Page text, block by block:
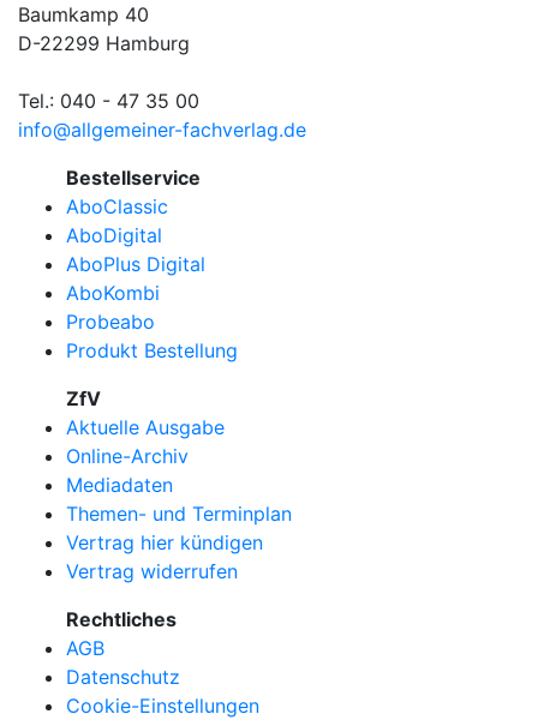
Baumkamp 40
D-22299 Hamburg
Tel.: 040 - 47 35 00
info@allgemeiner-fachverlag.de
Bestellservice
AboClassic
AboDigital
AboPlus Digital
AboKombi
Probeabo
Produkt Bestellung
ZfV
Aktuelle Ausgabe
Online-Archiv
Mediadaten
Themen- und Terminplan
Vertrag hier kündigen
Vertrag widerrufen
Rechtliches
AGB
Datenschutz
Cookie-Einstellungen